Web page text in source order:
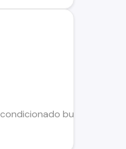
bueno,